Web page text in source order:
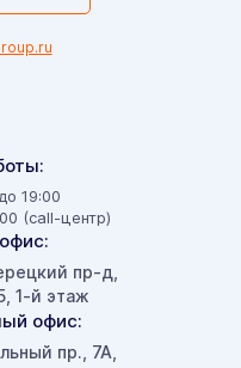
19:00
(call-центр)
пр-д,
1-й этаж
офис:
пр., 7А,